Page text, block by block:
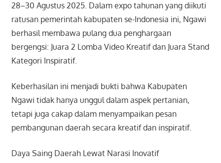
28–30 Agustus 2025. Dalam expo tahunan yang diikuti
ratusan pemerintah kabupaten se-Indonesia ini, Ngawi
berhasil membawa pulang dua penghargaan
bergengsi: Juara 2 Lomba Video Kreatif dan Juara Stand
Kategori Inspiratif.
Keberhasilan ini menjadi bukti bahwa Kabupaten
Ngawi tidak hanya unggul dalam aspek pertanian,
tetapi juga cakap dalam menyampaikan pesan
pembangunan daerah secara kreatif dan inspiratif.
Daya Saing Daerah Lewat Narasi Inovatif